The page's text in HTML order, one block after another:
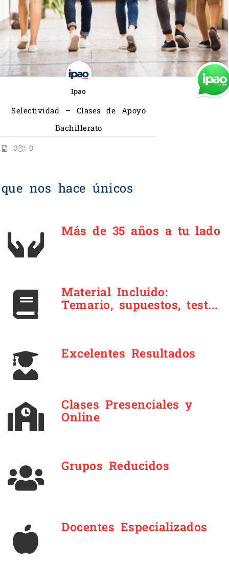
Ipao
Selectividad – Clases de Apoyo
Bachillerato
0
0
nos hace únicos
Más de 35 años a tu lado
Material Incluido:
Temario, supuestos, test...
Excelentes Resultados
Clases Presenciales y
Online
Grupos Reducidos
Docentes Especializados